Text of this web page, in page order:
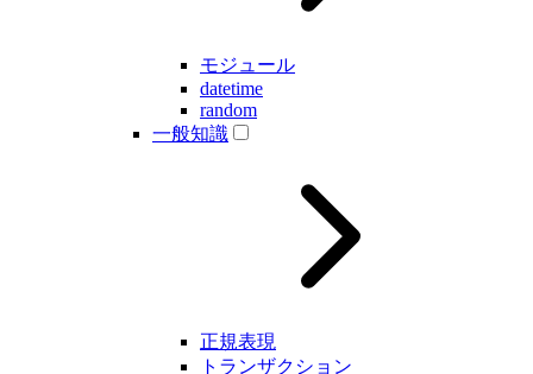
モジュール
datetime
random
一般知識
正規表現
トランザクション